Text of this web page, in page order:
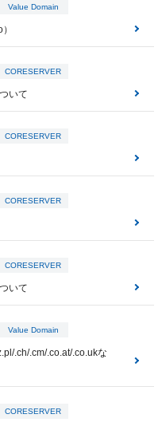
Value Domain
CORESERVER
いて
CORESERVER
CORESERVER
CORESERVER
いて
Value Domain
.ch/.cm/.co.at/.co.ukな
CORESERVER